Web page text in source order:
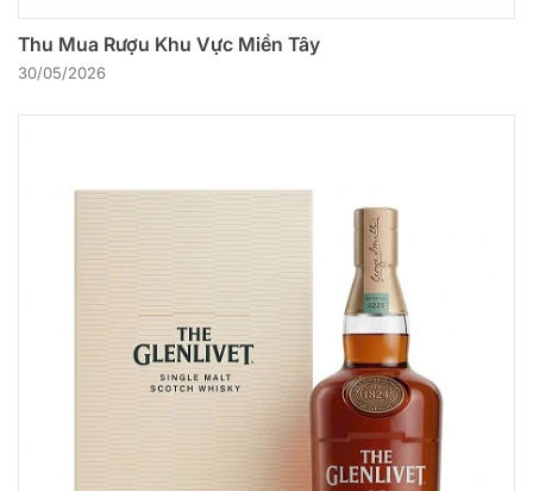
Thu Mua Rượu Khu Vực Miền Tây
30/05/2026